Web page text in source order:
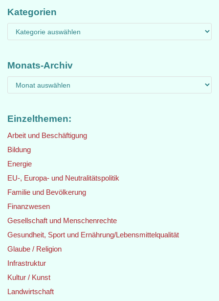
Kategorien
Monats-Archiv
Einzelthemen:
Arbeit und Beschäftigung
Bildung
Energie
EU-, Europa- und Neutralitätspolitik
Familie und Bevölkerung
Finanzwesen
Gesellschaft und Menschenrechte
Gesundheit, Sport und Ernährung/Lebensmittelqualität
Glaube / Religion
Infrastruktur
Kultur / Kunst
Landwirtschaft